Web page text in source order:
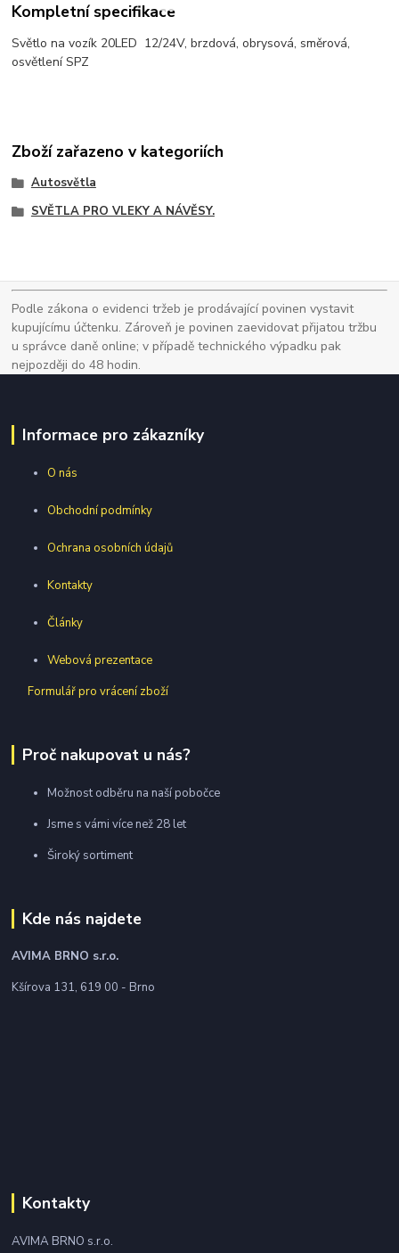
Kompletní specifikace
Světlo na vozík 20LED 12/24V, brzdová, obrysová, směrová,
osvětlení SPZ
Zboží zařazeno v kategoriích
Autosvětla
SVĚTLA PRO VLEKY A NÁVĚSY.
Podle zákona o evidenci tržeb je prodávající povinen vystavit
kupujícímu účtenku. Zároveň je povinen zaevidovat přijatou tržbu
u správce daně online; v případě technického výpadku pak
nejpozději do 48 hodin.
Informace pro zákazníky
O nás
Obchodní podmínky
Ochrana osobních údajů
Kontakty
Články
Webová prezentace
Formulář pro vrácení zboží
Proč nakupovat u nás?
Možnost odběru na naší pobočce
Jsme s vámi více než 28 let
Široký sortiment
Kde nás najdete
AVIMA BRNO s.r.o.
Kšírova 131, 619 00 - Brno
Kontakty
AVIMA BRNO s.r.o.